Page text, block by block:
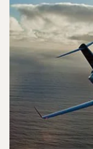
Velocità (km/h)
Autonomia (NM)